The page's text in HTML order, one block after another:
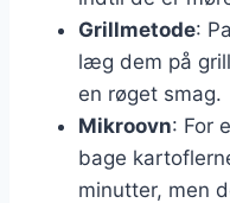
Grillmetode:
læg dem på
en røget smag.
Mikroovn: For
bage
minutter, men